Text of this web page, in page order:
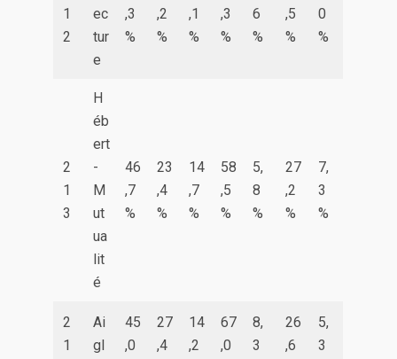
1
2
ec
tur
e
,3
%
,2
%
,1
%
,3
%
6
%
,5
%
0
%
2
1
3
H
éb
ert
-
M
ut
ua
lit
é
46
,7
%
23
,4
%
14
,7
%
58
,5
%
5,
8
%
27
,2
%
7,
3
%
2
1
Ai
gl
45
,0
27
,4
14
,2
67
,0
8,
3
26
,6
5,
3